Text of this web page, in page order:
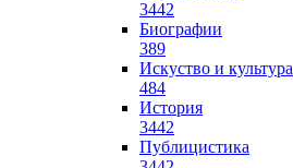
3442
Биографии
389
Искуство и культура
484
История
3442
Публицистика